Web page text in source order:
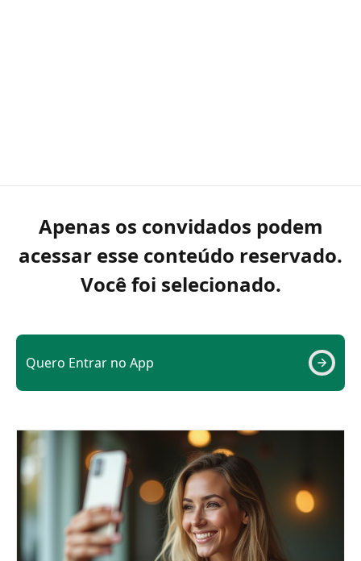
Apenas os convidados podem
acessar esse conteúdo reservado.
Você foi selecionado.
Quero Entrar no App